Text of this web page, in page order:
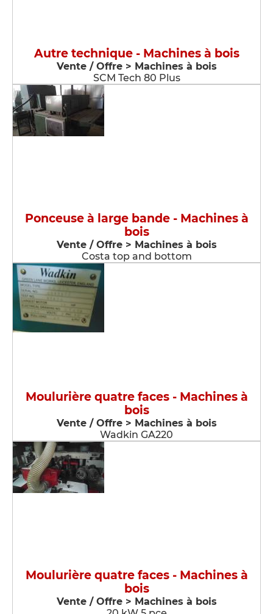
Autre technique - Machines à bois
Vente / Offre > Machines à bois
SCM Tech 80 Plus
Ponceuse à large bande - Machines à
bois
Vente / Offre > Machines à bois
Costa top and bottom
Moulurière quatre faces - Machines à
bois
Vente / Offre > Machines à bois
Wadkin GA220
Moulurière quatre faces - Machines à
bois
Vente / Offre > Machines à bois